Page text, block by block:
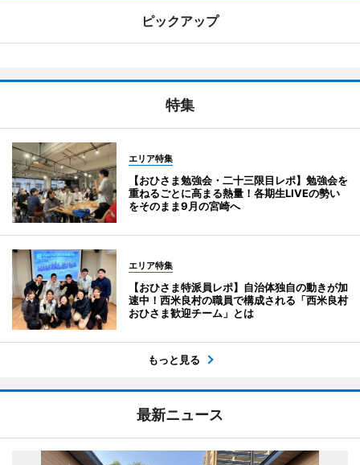
ピックアップ
特集
エリア特集
【おひさま勉強会・二十三限目レポ】勉強会を
重ねるごとに高まる熱量！各期生LIVEの勢い
をそのまま9月の宮崎へ
エリア特集
【おひさま特派員レポ】自治体独自の動きが加
速中！西米良村の職員で構成される「西米良村
おひさま歓迎チーム」とは
もっと見る
最新ニュース